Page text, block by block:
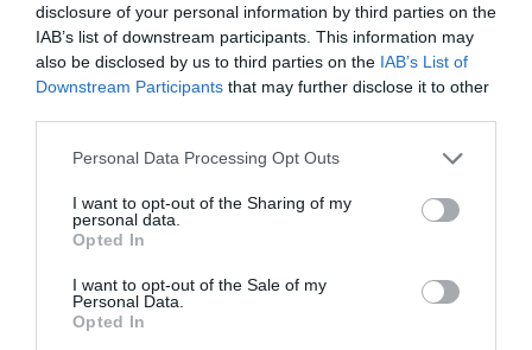
disclosure of your personal information by third parties on the
IAB’s list of downstream participants. This information may
also be disclosed by us to third parties on the IAB’s List of
Downstream Participants that may further disclose it to other
Please note that this website/app uses one or more Google
not limited to your visit or usage behaviour. You may click to
grant or deny consent to Google and its third-party tags to
use your data for below specified purposes in below Google
consent section.
Personal Data Processing Opt Outs
I want to opt-out of the Sharing of my
personal data.
Opted In
I want to opt-out of the Sale of my
Personal Data.
Opted In
bírság razzia budapest